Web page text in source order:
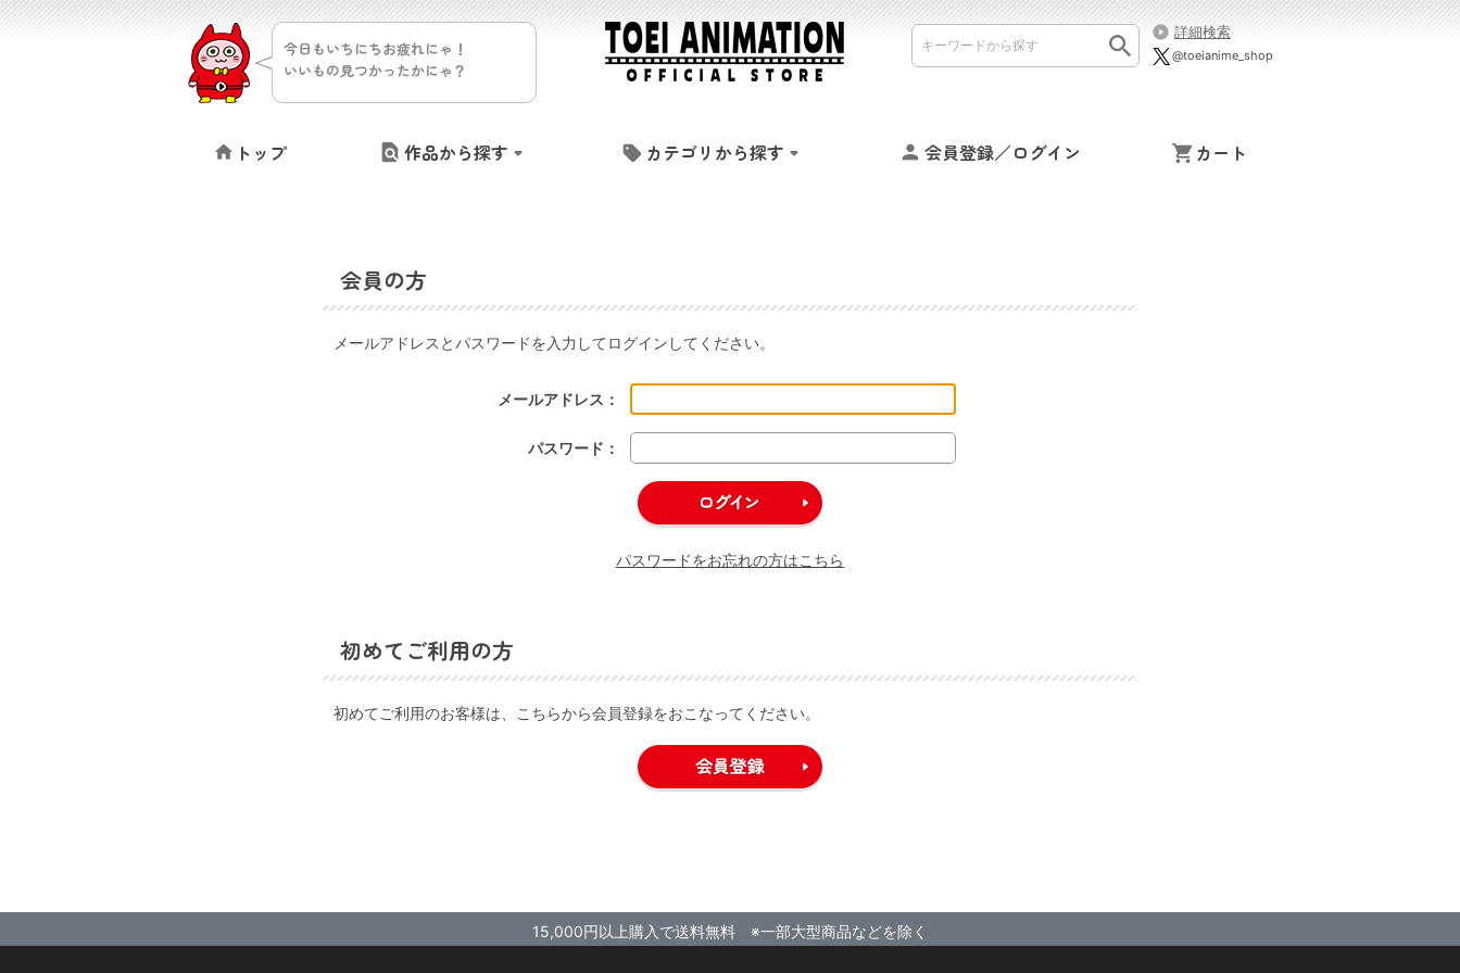
今日もいちにちお疲れにゃ！
いいもの見つかったかにゃ？
詳細検索
@toeianime_shop
トップ 作品から探す カテゴリから探す 会員登録／ログイン カート
会員の方
メールアドレスとパスワードを入力してログインしてください。
メールアドレス：
パスワード：
パスワードをお忘れの方はこちら
初めてご利用の方
初めてご利用のお客様は、こちらから会員登録をおこなってください。
15,000円以上購入で送料無料 ※一部大型商品などを除く